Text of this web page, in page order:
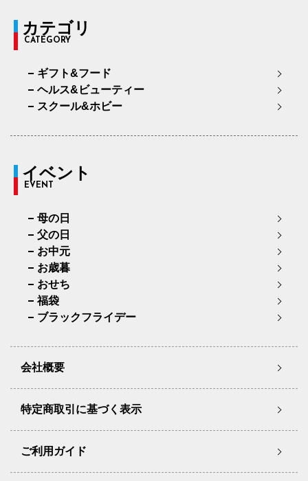
カテゴリ
CATEGORY
ギフト&フード
ヘルス&ビューティー
スクール&ホビー
イベント
EVENT
母の日
父の日
お中元
お歳暮
おせち
福袋
ブラックフライデー
会社概要
特定商取引に基づく表示
ご利用ガイド